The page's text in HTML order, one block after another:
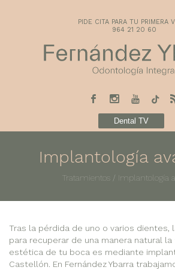
PIDE CITA PARA TU PRIMERA
964 21 20 60
Dental TV
Implantología
Tratamientos/ Implantología
Tras la pérdida de uno o varios dientes,
para recuperar de una manera natural la
estética de tu boca es mediante
Castellón. En Fernández Ybarra